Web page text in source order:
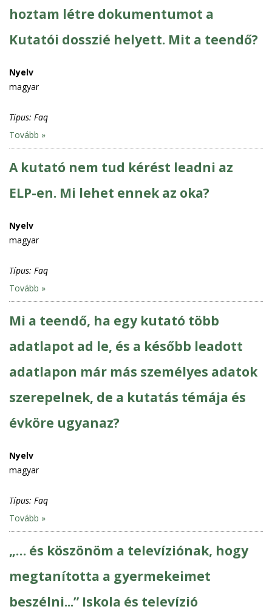
hoztam létre dokumentumot a
Kutatói dosszié helyett. Mit a teendő?
Nyelv
magyar
Típus: Faq
Tovább »
A kutató nem tud kérést leadni az
ELP-en. Mi lehet ennek az oka?
Nyelv
magyar
Típus: Faq
Tovább »
Mi a teendő, ha egy kutató több
adatlapot ad le, és a később leadott
adatlapon már más személyes adatok
szerepelnek, de a kutatás témája és
évköre ugyanaz?
Nyelv
magyar
Típus: Faq
Tovább »
„… és köszönöm a televíziónak, hogy
megtanította a gyermekeimet
beszélni...” Iskola és televízió